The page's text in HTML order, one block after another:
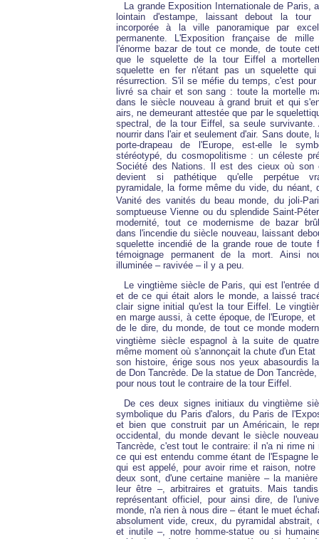
La grande Exposition Internationale de Paris,
lointain d'estampe, laissant debout la tour
incorporée à la ville panoramique par
permanente. L'Exposition française de
l'énorme bazar de tout ce monde, de toute
que le squelette de la tour Eiffel a
squelette en fer n'étant pas un squelette
résurrection. S'il se méfie du temps, c'est
livré sa chair et son sang : toute la mortelle
dans le siècle nouveau à grand bruit et qui
airs, ne demeurant attestée que par le
spectral, de la tour Eiffel, sa seule survivante.
nourrir dans l'air et seulement d'air. Sans doute,
porte-drapeau de l'Europe, est-elle le
stéréotypé, du cosmopolitisme : un céleste
Société des Nations. Il est des cieux où son
devient si pathétique qu'elle perpétue
pyramidale, la forme même du vide, du néant,
Vanité des vanités du beau monde, du joli-
somptueuse Vienne ou du splendide Saint-
modernité, tout ce modernisme de bazar
dans l'incendie du siècle nouveau, laissant
squelette incendié de la grande roue de toute
témoignage permanent de la mort. Ainsi
illuminée – ravivée – il y a peu.
Le vingtième siècle de Paris, qui est l'entrée
et de ce qui était alors le monde, a laissé
clair signe initial qu'est la tour Eiffel. Le
en marge aussi, à cette époque, de l'Europe,
de le dire, du monde, de tout ce monde
vingtième siècle espagnol à la suite de
même moment où s'annonçait la chute d'un
son histoire, érige sous nos yeux abasourdis
de Don Tancrède. De la statue de Don
pour nous tout le contraire de la tour Eiffel.
De ces deux signes initiaux du vingtième
symbolique du Paris d'alors, du Paris de
et bien que construit par un Américain, le
occidental, du monde devant le siècle
Tancrède, c'est tout le contraire: il n'a ni rime ni
ce qui est entendu comme étant de l'Espagne
qui est appelé, pour avoir rime et raison, notre
deux sont, d'une certaine manière – la
leur être –, arbitraires et gratuits. Mais
représentant officiel, pour ainsi dire, de
monde, n'a rien à nous dire – étant le muet
absolument vide, creux, du pyramidal abstrait,
et inutile –, notre homme-statue ou si